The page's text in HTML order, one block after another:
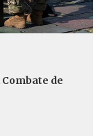
de